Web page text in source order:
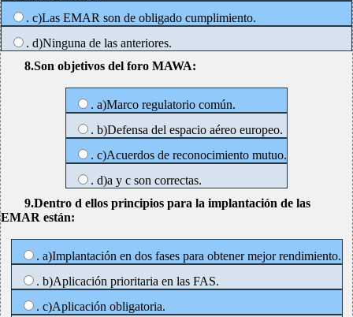
. c)Las EMAR son de obligado cumplimiento.
. d)Ninguna de las anteriores.
8.Son objetivos del foro MAWA:
. a)Marco regulatorio común.
. b)Defensa del espacio aéreo europeo.
. c)Acuerdos de reconocimiento mutuo.
. d)a y c son correctas.
9.Dentro d ellos principios para la implantación de las
EMAR están:
. a)Implantación en dos fases para obtener mejor rendimiento.
. b)Aplicación prioritaria en las FAS.
. c)Aplicación obligatoria.